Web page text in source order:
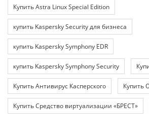
Купить Astra Linux Special Edition
купить Kaspersky Security для бизнеса
купить Kaspersky Symphony EDR
купить Kaspersky Symphony Security
Купить Антивирус Касперского Купить
Купить Средство виртуализации «БРЕСТ»